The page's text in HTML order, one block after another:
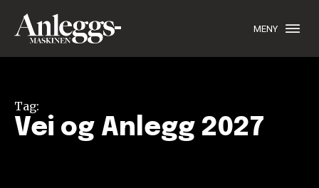
MENY
Tag:
Vei og Anlegg 2027